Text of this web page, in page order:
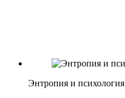
Энтропия и психология